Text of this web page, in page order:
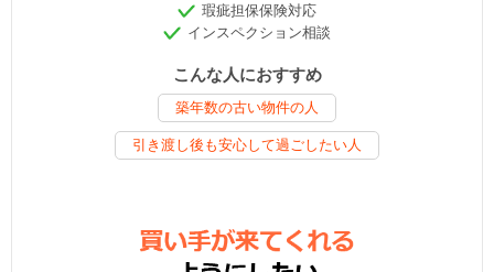
瑕疵担保保険対応
インスペクション相談
こんな人におすすめ
築年数の古い物件の人
引き渡し後も安心して過ごしたい人